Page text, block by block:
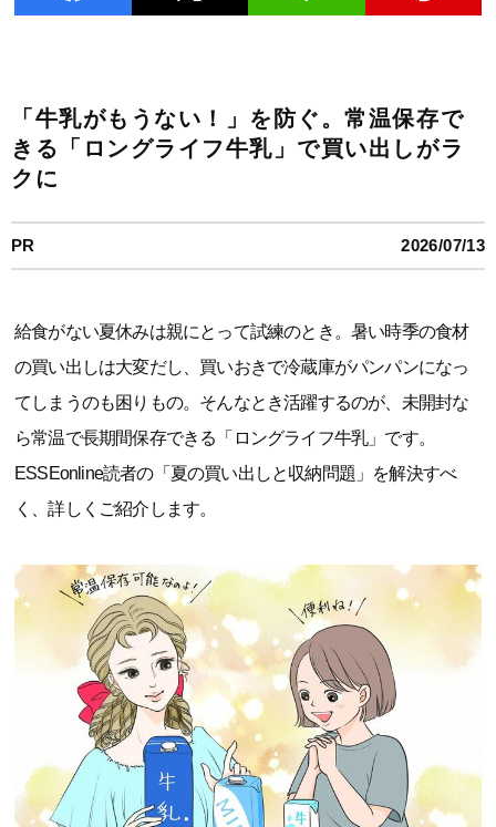
「牛乳がもうない！」を防ぐ。常温保存で
きる「ロングライフ牛乳」で買い出しがラ
クに
PR 2026/07/13
給食がない夏休みは親にとって試練のとき。暑い時季の食材
の買い出しは大変だし、買いおきで冷蔵庫がパンパンになっ
てしまうのも困りもの。そんなとき活躍するのが、未開封な
ら常温で長期間保存できる「ロングライフ牛乳」です。
ESSEonline読者の「夏の買い出しと収納問題」を解決すべ
く、詳しくご紹介します。